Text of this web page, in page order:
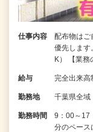
仕事内容
配布物は
優先しま
K） 【業務
給与 完全出来
勤務地 千葉県全域
勤務時間
9：00～17
分のペー